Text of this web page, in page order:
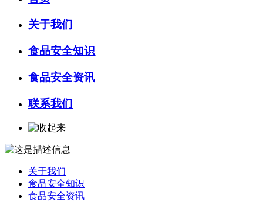
关于我们
食品安全知识
食品安全资讯
联系我们
关于我们
食品安全知识
食品安全资讯